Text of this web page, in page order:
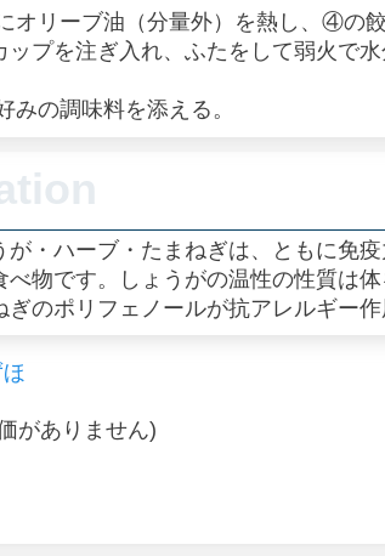
オリーブ油（分量外）を熱し、④の
ップを注ぎ入れ、ふたをして弱火で
の調味料を添える。
が・ハーブ・たまねぎは、ともに免
べ物です。しょうがの温性の性質は体
ぎのポリフェノールが抗アレルギー作
がありません)